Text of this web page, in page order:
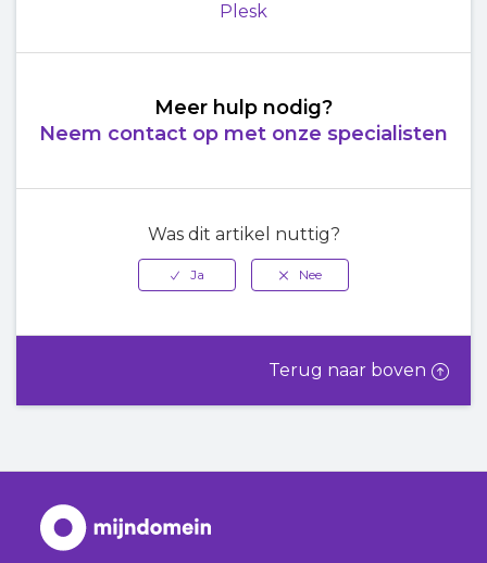
Plesk
Meer hulp nodig?
Neem contact op met onze specialisten
Was dit artikel nuttig?
Terug naar boven